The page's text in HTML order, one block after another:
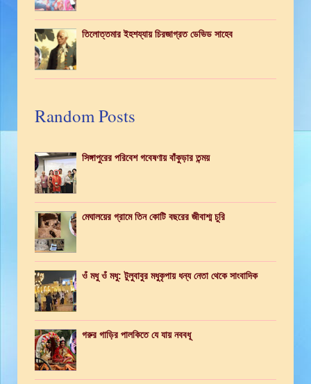
তিলোত্তমার ইহশয্যায় চিরজাগ্রত ডেভিড সাহেব
Random Posts
সিঙ্গাপুরের পরিবেশ গবেষণায় বাঁকুড়ার তন্ময়
মেঘালয়ের গ্রামে তিন কোটি বছরের জীবাশ্ম চুরি
ওঁ মধু ওঁ মধু: টুলুবাবুর মধুকৃপায় ধন্য নেতা থেকে সাংবাদিক
গরুর গাড়ির পালকিতে যে যায় নববধূ